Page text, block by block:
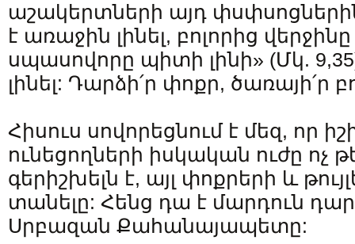
աշակերտների այդ
է առաջին լինել, բոլորից
սպասովորը պիտի լինի» (Մկ.
լինել: Դարձի՛ր փոքր, ծառայի՛ր
Հիսուս սովորեցնում է մեզ, որ
ունեցողների իսկական ուժը ոչ
գերիշխելն է, այլ փոքրերի և
տանելը: Հենց դա է մարդուն
Սրբազան Քահանայապետը: